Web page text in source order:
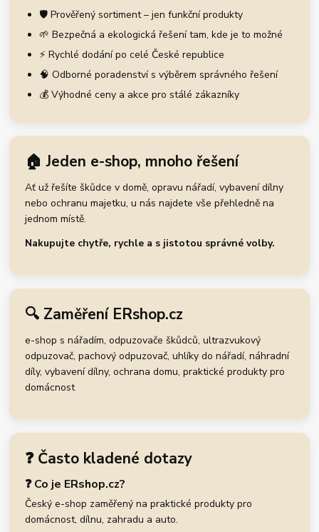
🛡️ Prověřený sortiment – jen funkční produkty
🌱 Bezpečná a ekologická řešení tam, kde je to možné
⚡ Rychlé dodání po celé České republice
🧠 Odborné poradenství s výběrem správného řešení
💰 Výhodné ceny a akce pro stálé zákazníky
🏠 Jeden e-shop, mnoho řešení
Ať už řešíte škůdce v domě, opravu nářadí, vybavení dílny
nebo ochranu majetku, u nás najdete vše přehledně na
jednom místě.
Nakupujte chytře, rychle a s jistotou správné volby.
🔍 Zaměření ERshop.cz
e-shop s nářadím, odpuzovače škůdců, ultrazvukový
odpuzovač, pachový odpuzovač, uhlíky do nářadí, náhradní
díly, vybavení dílny, ochrana domu, praktické produkty pro
domácnost
❓ Často kladené dotazy
❓ Co je ERshop.cz?
Český e-shop zaměřený na praktické produkty pro
domácnost, dílnu, zahradu a auto.